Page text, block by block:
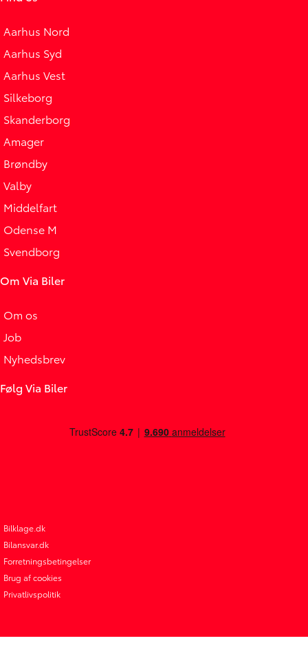
Aarhus Nord
Aarhus Syd
Aarhus Vest
Silkeborg
Skanderborg
Amager
Brøndby
Valby
Middelfart
Odense M
Svendborg
Om Via Biler
Om os
Job
Nyhedsbrev
Følg Via Biler
Bilklage.dk
Bilansvar.dk
Forretningsbetingelser
Brug af cookies
Privatlivspolitik